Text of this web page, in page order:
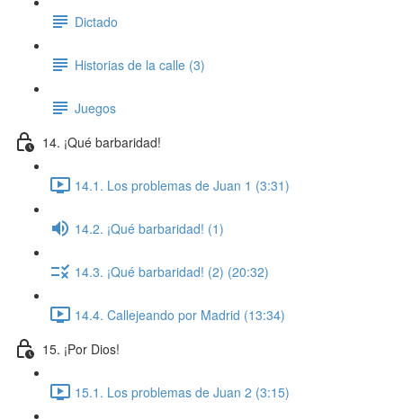
Dictado
Historias de la calle (3)
Juegos
14. ¡Qué barbaridad!
14.1. Los problemas de Juan 1 (3:31)
14.2. ¡Qué barbaridad! (1)
14.3. ¡Qué barbaridad! (2) (20:32)
14.4. Callejeando por Madrid (13:34)
15. ¡Por Dios!
15.1. Los problemas de Juan 2 (3:15)